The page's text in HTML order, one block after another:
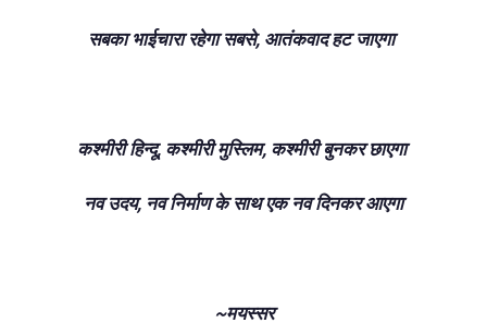
सबका भाईचारा रहेगा सबसे, आतंकवाद हट जाएगा
कश्मीरी हिन्दू, कश्मीरी मुस्लिम, कश्मीरी बुनकर छाएगा
नव उदय, नव निर्माण के साथ एक नव दिनकर आएगा
~मयस्सर